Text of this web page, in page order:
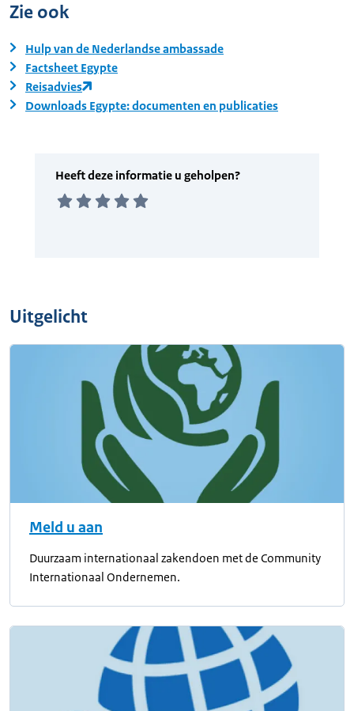
Zie ook
Hulp van de Nederlandse ambassade
Factsheet Egypte
Reisadvies
Downloads Egypte: documenten en publicaties
Uitgelicht
Meld u aan
Duurzaam internationaal zakendoen met de Community
Internationaal Ondernemen.